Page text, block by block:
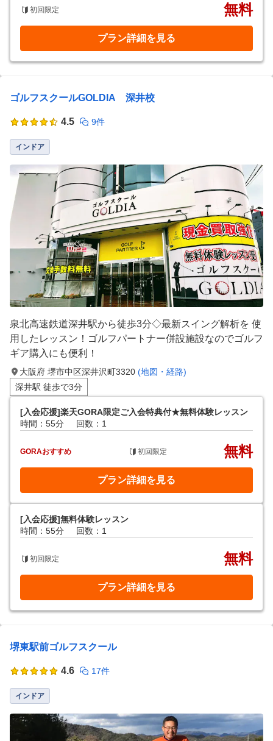
初回限定 無料
プラン詳細を見る
ゴルフスクールGOLDIA 深井校
4.5 9件
インドア
泉北高速鉄道深井駅から徒歩3分◇最新スイング解析を 使
用したレッスン！ゴルフパートナー併設施設なのでゴルフ
ギア購入にも便利！
大阪府 堺市中区深井沢町3320 (地図・経路)
深井駅 徒歩で3分
[入会応援]楽天GORA限定ご入会特典付★無料体験レッスン
時間：55分
回数：1
GORAおすすめ 初回限定 無料
プラン詳細を見る
[入会応援]無料体験レッスン
時間：55分
回数：1
初回限定 無料
プラン詳細を見る
堺東駅前ゴルフスクール
4.6 17件
インドア